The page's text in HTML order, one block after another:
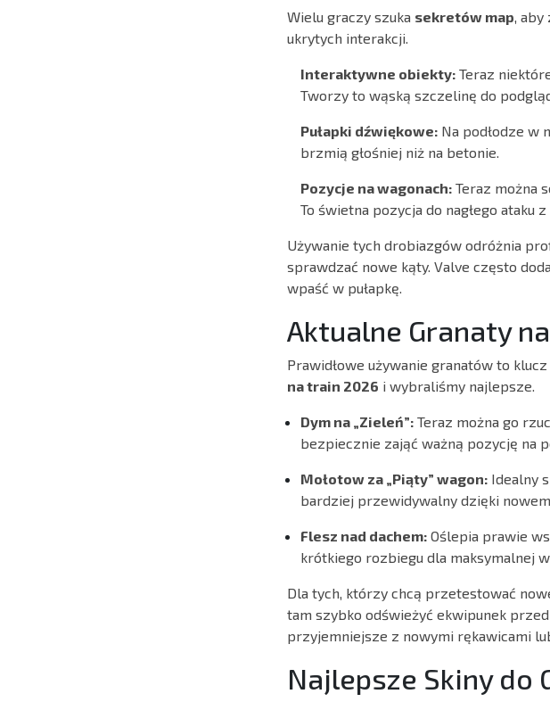
Wielu graczy szuka sekretów map ,
ukrytych interakcji.
Interaktywne obiekty: Teraz
Tworzy to wąską szczelinę do
Pułapki dźwiękowe: Na podłodze w
brzmią głośniej niż na betonie.
Pozycje na wagonach: Teraz można
To świetna pozycja do nagłego ataku z
Używanie tych drobiazgów odróżnia
sprawdzać nowe kąty. Valve często
wpaść w pułapkę.
Aktualne Granaty
Prawidłowe używanie granatów to
na train 2026 i wybraliśmy najlepsze.
Dym na „Zieleń”: Teraz można go
bezpiecznie zająć ważną pozycję na
Mołotow za „Piąty” wagon: Idealny
bardziej przewidywalny dzięki
Flesz nad dachem: Oślepia prawie
krótkiego rozbiegu dla maksymalnej
Dla tych, którzy chcą przetestować
tam szybko odświeżyć ekwipunek
przyjemniejsze z nowymi rękawicami
Najlepsze Skiny do